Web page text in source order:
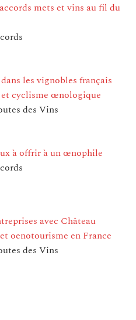
mets et vins au fil du
les vignobles français
et cyclisme œnologique
des Vins
à offrir à un œnophile
avec Château
oenotourisme en France
des Vins